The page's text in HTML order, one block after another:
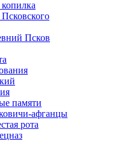
Псков
памяти
афганцы
рота